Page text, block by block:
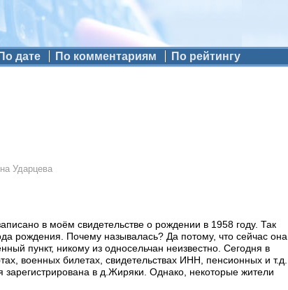
По дате По комментариям По рейтингу
Ударцева
в моём свидетельстве о рождении в 1958 году. Так
рождения. Почему называлась? Да потому, что сейчас она
пункт, никому из односельчан неизвестно. Сегодня в
военных билетах, свидетельствах ИНН, пенсионных и т.д.
в д.Жиряки. Однако, некоторые жители